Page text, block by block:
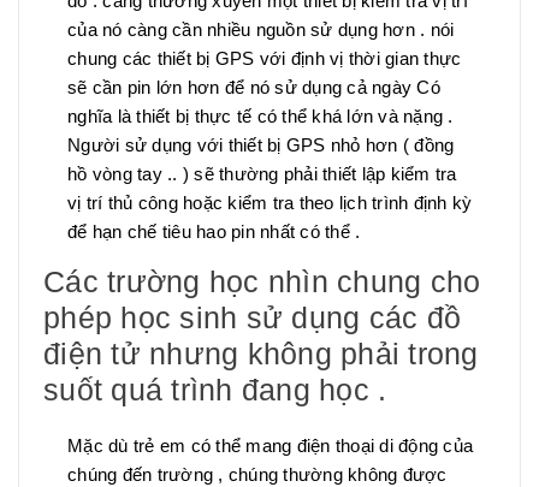
của nó càng cần nhiều nguồn sử dụng hơn . nói
chung các thiết bị GPS với định vị thời gian thực
sẽ cần pin lớn hơn để nó sử dụng cả ngày Có
nghĩa là thiết bị thực tế có thể khá lớn và nặng .
Người sử dụng với thiết bị GPS nhỏ hơn ( đồng
hồ vòng tay .. ) sẽ thường phải thiết lập kiểm tra
vị trí thủ công hoặc kiểm tra theo lịch trình định kỳ
để hạn chế tiêu hao pin nhất có thể .
Các trường học nhìn chung cho
phép học sinh sử dụng các đồ
điện tử nhưng không phải trong
suốt quá trình đang học .
Mặc dù trẻ em có thể mang điện thoại di động của
chúng đến trường , chúng thường không được